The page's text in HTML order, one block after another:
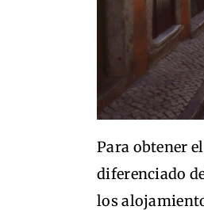
Para obtener
diferenciado
los